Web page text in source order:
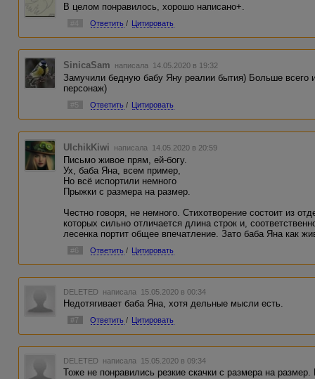
В целом понравилось, хорошо написано+.
Ответить / Цитировать
SinicaSam написала 14.05.2020 в 19:32
Замучили бедную бабу Яну реалии бытия) Больше всего
персонаж)
#5 Ответить / Цитировать
UlchikKiwi написала 14.05.2020 в 20:59
Письмо живое прям, ей-богу.
Ух, баба Яна, всем пример,
Но всё испортили немного
Прыжки с размера на размер.
Честно говоря, не немного. Стихотворение состоит из
которых сильно отличается длина строк и,
лесенка портит общее впечатление. Зато баба Яна как
#6 Ответить / Цитировать
DELETED написала 15.05.2020 в 00:34
Недотягивает баба Яна, хотя дельные мысли есть.
#7 Ответить / Цитировать
DELETED написала 15.05.2020 в 09:34
Тоже не понравились резкие скачки с размера на